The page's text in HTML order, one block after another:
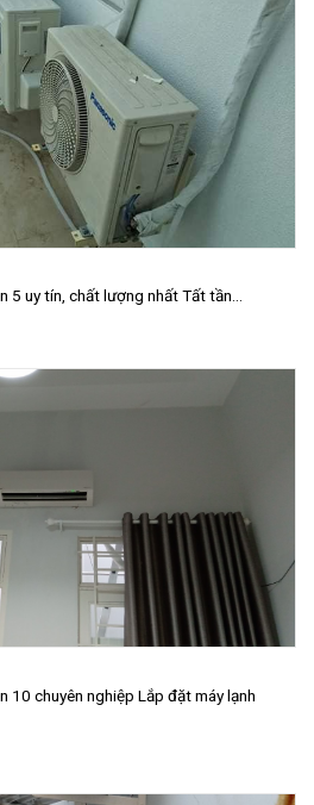
5 uy tín, chất lượng nhất Tất tần...
10 chuyên nghiệp Lắp đặt máy lạnh